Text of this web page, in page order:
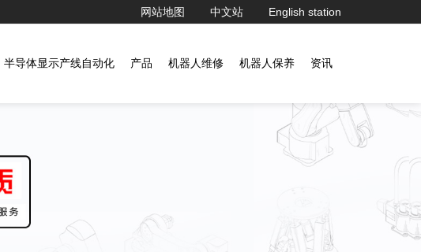
网站地图 中文站 English station
半导体显示产线自动化 产品 机器人维修 机器人保养 资讯